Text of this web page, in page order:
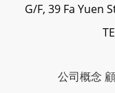
G/F, 39 Fa Yuen
公司概念